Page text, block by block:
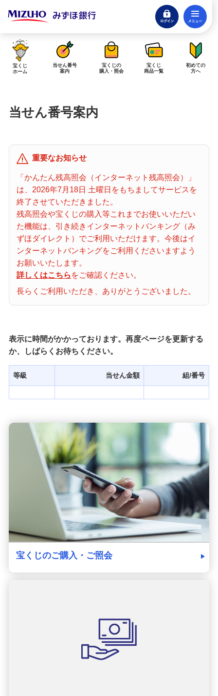
ログイン
閉じる
みずほダイレクトログイン
当せん金の受取方法について
購入した宝くじの確認方法について
「代金が引き落としされない」「購入明細に表示されない」にお答えしま
す。
宝くじホーム
当せん番号案内
宝くじの購入・照会
宝くじ商品一覧
初めての方へ
みずほ銀行店舗・ATM
発売スケジュール
みずほ銀行について
宝くじ
ホーム
当せん番号
案内
宝くじの
購入・照会
宝くじ
商品一覧
初めての
方へ
当せん番号案内
重要なお知らせ
「かんたん残高照会（インターネット残高照会）」
は、2026年7月18日 土曜日をもちましてサービスを
終了させていただきました。
残高照会や宝くじの購入等これまでお使いいただい
た機能は、引き続きインターネットバンキング（み
ずほダイレクト）でご利用いただけます。今後はイ
ンターネットバンキングをご利用くださいますよう
お願いいたします。
詳しくはこちら をご確認ください。
長らくご利用いただき、ありがとうございました。
表示に時間がかかっております。再度ページを更新する
か、しばらくお待ちください。
等級 当せん金額 組/番号
宝くじのご購入・ご照会